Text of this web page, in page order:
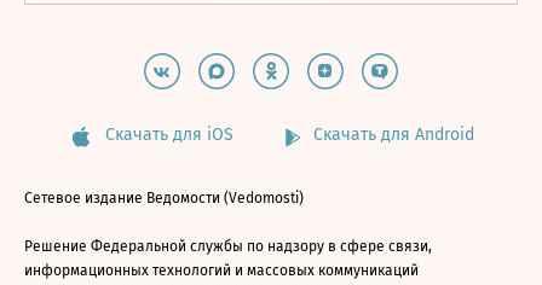
Скачать для iOS Скачать для Android
Сетевое издание Ведомости (Vedomosti)
Решение Федеральной службы по надзору в сфере связи,
информационных технологий и массовых коммуникаций